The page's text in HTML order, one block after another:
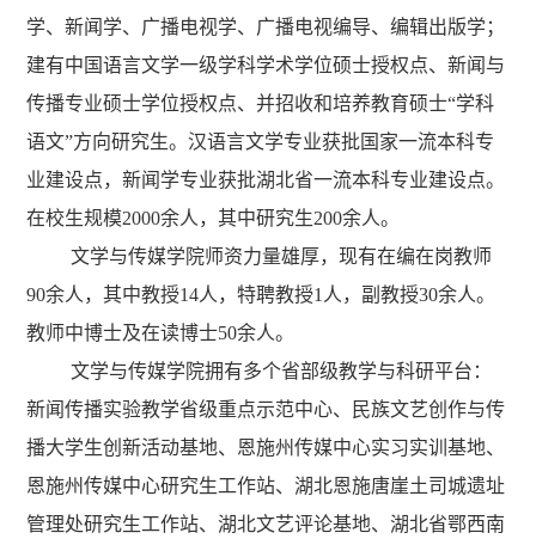
学、新闻学、广播电视学、广播电视编导、编辑出版学；
建有中国语言文学一级学科学术学位硕士授权点、新闻与
传播专业硕士学位授权点、并招收和培养教育硕士“学科
语文”方向研究生。汉语言文学专业获批国家一流本科专
业建设点，新闻学专业获批湖北省一流本科专业建设点。
在校生规模2000余人，其中研究生200余人。
文学与传媒学院师资力量雄厚，现有在编在岗教师
90余人，其中教授14人，特聘教授1人，副教授30余人。
教师中博士及在读博士50余人。
文学与传媒学院拥有多个省部级教学与科研平台：
新闻传播实验教学省级重点示范中心、民族文艺创作与传
播大学生创新活动基地、恩施州传媒中心实习实训基地、
恩施州传媒中心研究生工作站、湖北恩施唐崖土司城遗址
管理处研究生工作站、湖北文艺评论基地、湖北省鄂西南